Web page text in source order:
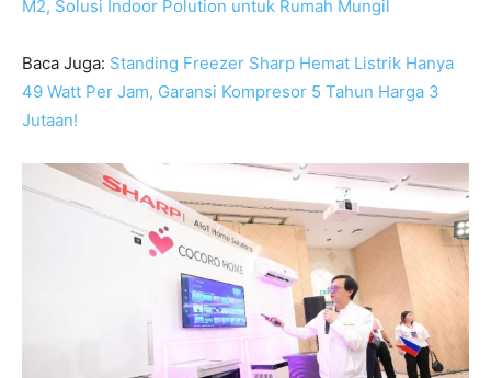
M2, Solusi Indoor Polution untuk Rumah Mungil
Baca Juga: Standing Freezer Sharp Hemat Listrik Hanya
49 Watt Per Jam, Garansi Kompresor 5 Tahun Harga 3
Jutaan!